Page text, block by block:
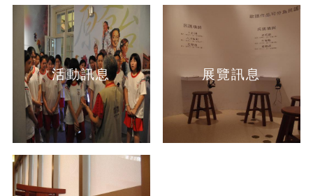
活動訊息 展覽訊息